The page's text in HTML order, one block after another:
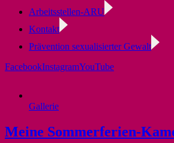
Arbeitsstellen-ARU
Kontakt
Prävention sexualisierter Gewalt
FacebookInstagramYouTube
Gallerie
Meine Sommerferien-